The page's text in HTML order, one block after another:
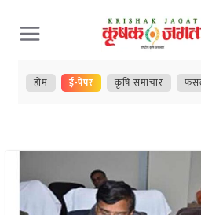
Skip
to
content
होम ई-पेपर कृषि समाचार